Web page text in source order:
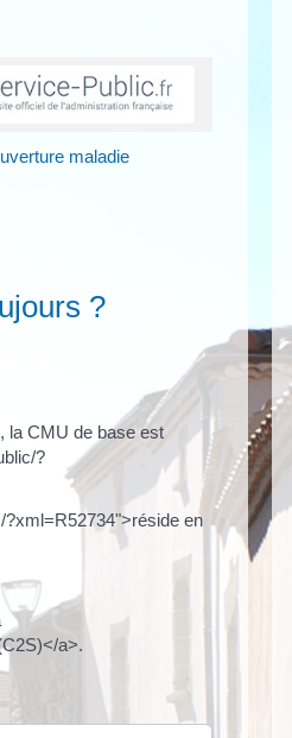
maladie
?
la CMU de base est
?
en
a>.